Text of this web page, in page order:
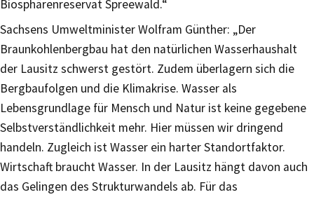
Biosphärenreservat Spreewald.“
Sachsens Umweltminister Wolfram Günther: „Der
Braunkohlenbergbau hat den natürlichen Wasserhaushalt
der Lausitz schwerst gestört. Zudem überlagern sich die
Bergbaufolgen und die Klimakrise. Wasser als
Lebensgrundlage für Mensch und Natur ist keine gegebene
Selbstverständlichkeit mehr. Hier müssen wir dringend
handeln. Zugleich ist Wasser ein harter Standortfaktor.
Wirtschaft braucht Wasser. In der Lausitz hängt davon auch
das Gelingen des Strukturwandels ab. Für das